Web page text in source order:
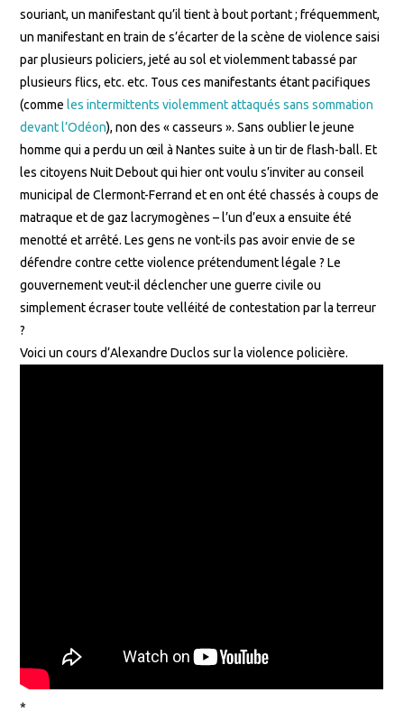
souriant, un manifestant qu’il tient à bout portant ; fréquemment,
un manifestant en train de s’écarter de la scène de violence saisi
par plusieurs policiers, jeté au sol et violemment tabassé par
plusieurs flics, etc. etc. Tous ces manifestants étant pacifiques
(comme les intermittents violemment attaqués sans sommation
devant l’Odéon), non des « casseurs ». Sans oublier le jeune
homme qui a perdu un œil à Nantes suite à un tir de flash-ball. Et
les citoyens Nuit Debout qui hier ont voulu s’inviter au conseil
municipal de Clermont-Ferrand et en ont été chassés à coups de
matraque et de gaz lacrymogènes – l’un d’eux a ensuite été
menotté et arrêté. Les gens ne vont-ils pas avoir envie de se
défendre contre cette violence prétendument légale ? Le
gouvernement veut-il déclencher une guerre civile ou
simplement écraser toute velléité de contestation par la terreur
?
Voici un cours d’Alexandre Duclos sur la violence policière.
*